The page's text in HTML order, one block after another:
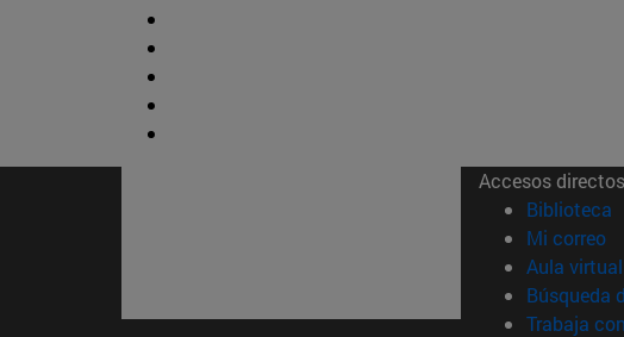
Accesos directos
Biblioteca
Mi correo
Aula
Búsqueda
Trabaja